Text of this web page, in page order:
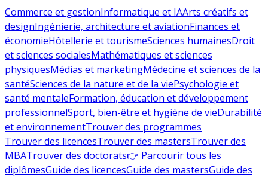
Commerce et gestionInformatique et IAArts créatifs et
designIngénierie, architecture et aviationFinances et
économieHôtellerie et tourismeSciences humainesDroit
et sciences socialesMathématiques et sciences
physiquesMédias et marketingMédecine et sciences de la
santéSciences de la nature et de la viePsychologie et
santé mentaleFormation, éducation et développement
professionnelSport, bien-être et hygiène de vieDurabilité
et environnementTrouver des programmes
Trouver des licencesTrouver des mastersTrouver des
MBATrouver des doctorats👉 Parcourir tous les
diplômesGuide des licencesGuide des mastersGuide des